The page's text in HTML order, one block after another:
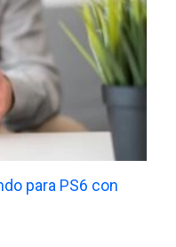
para PS6 con